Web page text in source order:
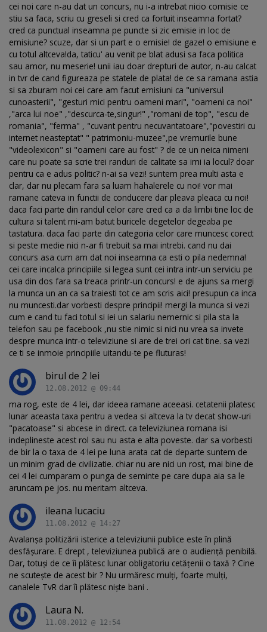
cei noi care n-au dat un concurs, nu i-a intrebat nicio comisie ce
stiu sa faca, scriu cu greseli si cred ca fortuit inseamna fortat?
cred ca punctual inseamna pe puncte si zic emisie in loc de
emisiune? scuze, dar si un part e o emisie! de gaze! o emisiune e
cu totul altceva!da, taticu' au venit pe blat adusi sa faca politica
sau amor, nu meserie! unii iau doar drepturi de autor, n-au calcat
in tvr de cand figureaza pe statele de plata! de ce sa ramana astia
si sa zburam noi cei care am facut emisiuni ca "universul
cunoasterii", "gesturi mici pentru oameni mari", "oameni ca noi"
,"arca lui noe" ,"descurca-te,singur!" ,"romani de top", "escu de
romania", "ferma" , "cuvant pentru necuvantatoare","povestiri cu
internet neasteptat" " patrimoniu-muzee",pe vremurile bune
"videolexicon" si "oameni care au fost" ? de ce un neica nimeni
care nu poate sa scrie trei randuri de calitate sa imi ia locul? doar
pentru ca e adus politic? n-ai sa vezi! suntem prea multi asta e
clar, dar nu plecam fara sa luam hahalerele cu noi! vor mai
ramane cateva in functii de conducere dar pleava pleaca cu noi!
daca faci parte din randul celor care cred ca a da limbi tine loc de
cultura si talent mi-am batut buricele degetelor degeaba pe
tastatura. daca faci parte din categoria celor care muncesc corect
si peste medie nici n-ar fi trebuit sa mai intrebi. cand nu dai
concurs asa cum am dat noi inseamna ca esti o pila nedemna!
cei care incalca principiile si legea sunt cei intra intr-un serviciu pe
usa din dos fara sa treaca printr-un concurs! e de ajuns sa mergi
la munca un an ca sa traiesti tot ce am scris aici! presupun ca inca
nu muncesti.dar vorbesti despre principii! mergi la munca si vezi
cum e cand tu faci totul si iei un salariu nemernic si pila sta la
telefon sau pe facebook ,nu stie nimic si nici nu vrea sa invete
despre munca intr-o televiziune si are de trei ori cat tine. sa vezi
ce ti se inmoie principiile uitandu-te pe fluturas!
birul de 2 lei
12.08.2012 @ 09:44
ma rog, este de 4 lei, dar ideea ramane aceeasi. cetatenii platesc
lunar aceasta taxa pentru a vedea si altceva la tv decat show-uri
"pacatoase" si abcese in direct. ca televiziunea romana isi
indeplineste acest rol sau nu asta e alta poveste. dar sa vorbesti
de bir la o taxa de 4 lei pe luna arata cat de departe suntem de
un minim grad de civilizatie. chiar nu are nici un rost, mai bine de
cei 4 lei cumparam o punga de seminte pe care dupa aia sa le
aruncam pe jos. nu meritam altceva.
ileana lucaciu
11.08.2012 @ 14:27
Avalanșa politizării isterice a televiziunii publice este în plină
desfășurare. E drept , televiziunea publică are o audiență penibilă.
Dar, totuși de ce îi plătesc lunar obligatoriu cetățenii o taxă ? Cine
ne scutește de acest bir ? Nu urmăresc mulți, foarte mulți,
canalele TvR dar îi plătesc niște bani .
Laura N.
11.08.2012 @ 12:54